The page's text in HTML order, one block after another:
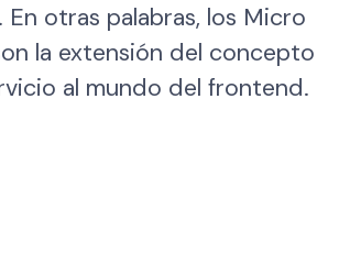
En otras palabras, los Micro
la extensión del concepto
al mundo del frontend.